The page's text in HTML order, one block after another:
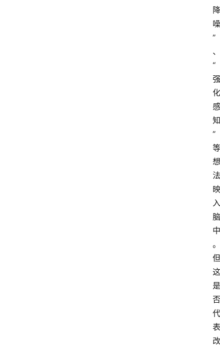
降
噪
”
、
“
强
化
感
知
”
等
想
法
映
入
脑
中
。
但
这
是
否
代
表
改